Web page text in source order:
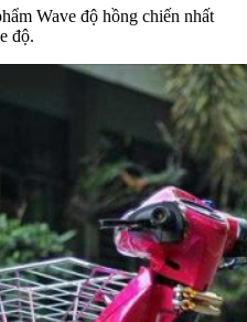
Wave độ hồng chiến nhất
độ.